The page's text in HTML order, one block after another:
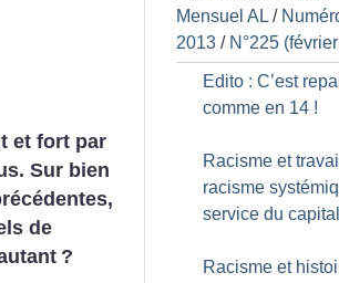
et fort par
Sur bien
de
?
Mensuel AL /
2013 / N°225
Edito : C’est
comme en 14 !
Racisme et
racisme
service du capital
Racisme et